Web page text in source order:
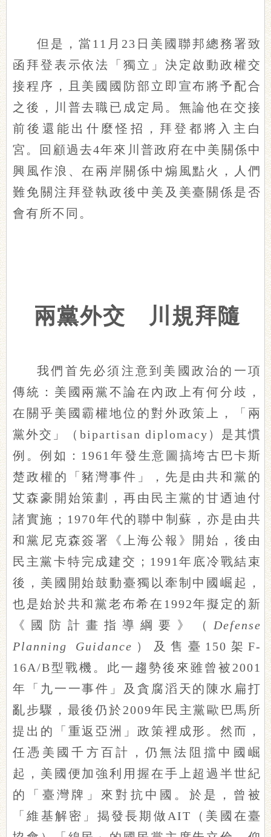
但是，當11月23日美國聯邦總務署致
函拜登表示依法「獨立」決定啟動政權交
接程序，且美國國防部立即宣布將予配合
之後，川普去職已成定局。無論他在交接
前後還能出什麼怪招，拜登都將入主白
宮。回顧過去4年來川普政府在中美關係中
興風作浪、在兩岸關係中煽風點火，人們
難免關注拜登執政後中美及美臺關係是否
會有所不同。
兩黨外交 川規拜隨
我們首先必須注意到美國政治的一項
傳統：美國兩黨不論在內政上有何分歧，
在關乎美國霸權地位的對外政策上，「兩
黨外交」（bipartisan diplomacy）是其慣
例。例如：1961年發生意圖搞垮古巴卡斯
楚政權的「豬灣事件」，先是由共和黨的
艾森豪開始策劃，再由民主黨的甘迺迪付
諸實施；1970年代的聯中制蘇，亦是由共
和黨尼克森簽署《上海公報》開始，後由
民主黨卡特完成建交；1991年底冷戰結束
後，美國開始鼓動臺獨以牽制中國崛起，
也是始於共和黨老布希在1992年擬定的新
《國防計畫指導綱要》（ Defense
Planning Guidance ）及售臺150架F-
16A/B型戰機。此一趨勢後來雖曾被2001
年「九一一事件」及貪腐滔天的陳水扁打
亂步驟，最後仍於2009年民主黨歐巴馬所
提出的「重返亞洲」政策裡成形。然而，
任憑美國千方百計，仍無法阻擋中國崛
起，美國便加強利用握在手上超過半世紀
的「臺灣牌」來對抗中國。於是，曾被
「維基解密」揭發長期做AIT（美國在臺